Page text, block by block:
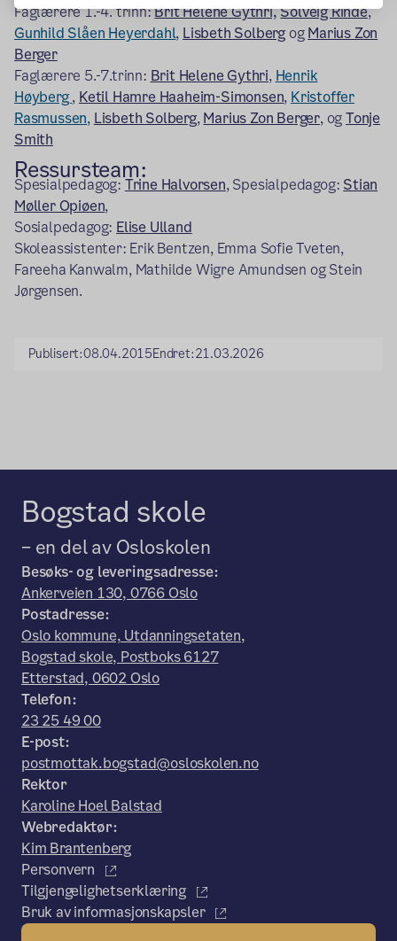
Faglærere 1.-4. trinn:Brit Helene Gythri,Solveig Rinde,
Gunhild Slåen Heyerdahl, Lisbeth SolbergogMarius Zon
Berger
Faglærere 5.-7.trinn: Brit Helene Gythri, Henrik
Høyberg, Ketil Hamre Haaheim-Simonsen, Kristoffer
Rasmussen, Lisbeth Solberg,Marius Zon Berger, ogTonje
Smith
Ressursteam:
Spesialpedagog: Trine Halvorsen, Spesialpedagog: Stian
Møller Opiøen,
Sosialpedagog: Elise Ulland
Skoleassistenter: Erik Bentzen, Emma Sofie Tveten,
Fareeha Kanwalm, Mathilde Wigre Amundsen og Stein
Jørgensen.
Publisert:08.04.2015Endret:21.03.2026
Bogstad skole
– en del av Osloskolen
Besøks- og leveringsadresse:
Ankerveien 130, 0766 Oslo
Postadresse:
Oslo kommune, Utdanningsetaten,
Bogstad skole, Postboks 6127
Etterstad, 0602 Oslo
Telefon:
23 25 49 00
E-post:
postmottak.bogstad@osloskolen.no
Rektor
Karoline Hoel Balstad
Webredaktør:
Kim Brantenberg
Personvern
Tilgjengelighetserklæring
Bruk av informasjonskapsler